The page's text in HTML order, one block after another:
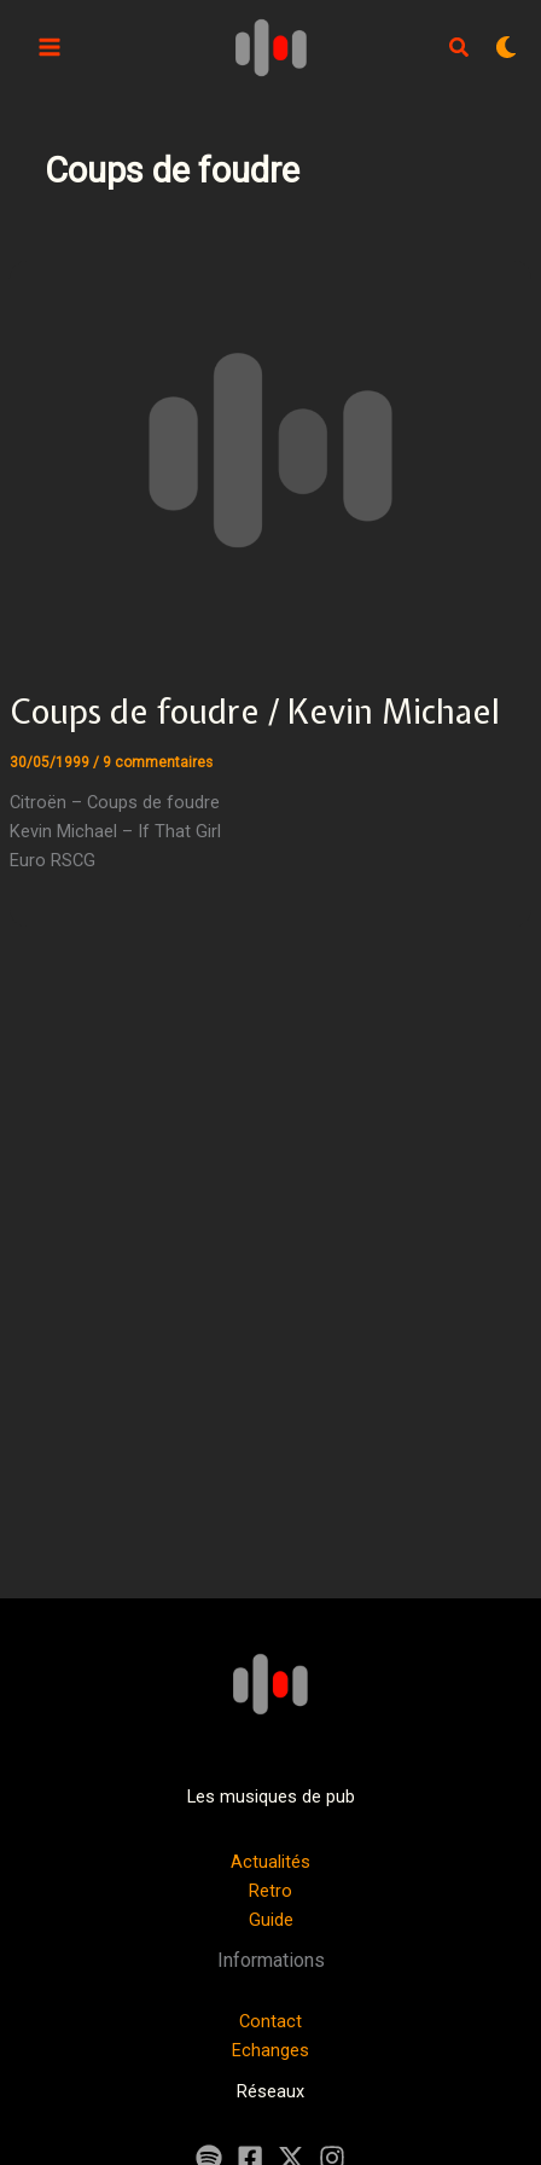
Coups de foudre
Coups de foudre / Kevin Michael
30/05/1999 / 9 commentaires
Citroën – Coups de foudre
Kevin Michael – If That Girl
Euro RSCG
Les musiques de pub
Actualités
Retro
Guide
Informations
Contact
Echanges
Réseaux